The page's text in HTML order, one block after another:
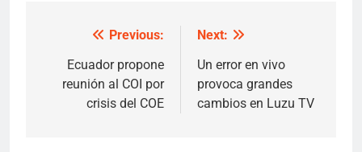
navigation
Previous:
Ecuador propone
reunión al COI por
crisis del COE
Next:
Un error en vivo
provoca grandes
cambios en Luzu TV